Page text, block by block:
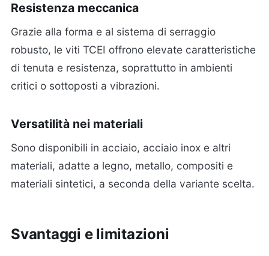
Resistenza meccanica
Grazie alla forma e al sistema di serraggio
robusto, le viti TCEI offrono elevate caratteristiche
di tenuta e resistenza, soprattutto in ambienti
critici o sottoposti a vibrazioni.
Versatilità nei materiali
Sono disponibili in acciaio, acciaio inox e altri
materiali, adatte a legno, metallo, compositi e
materiali sintetici, a seconda della variante scelta.
Svantaggi e limitazioni